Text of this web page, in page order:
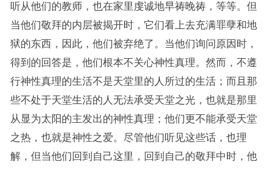
听从他们的教师，也在家里虔诚地早祷晚祷，等等。但
当他们敬拜的内层被揭开时，它们看上去充满罪孽和地
狱的东西，因此，他们被弃绝了。当他们询问原因时，
得到的回答是，他们根本不关心神性真理。然而，不遵
行神性真理的生活不是天堂里的人所过的生活；而且那
些不处于天堂生活的人无法承受天堂之光，也就是那里
从显为太阳的主发出的神性真理；他们更不能承受天堂
之热，也就是神性之爱。尽管他们听见这些话，也理
解，但当他们回到自己这里，回到自己的敬拜中时，他